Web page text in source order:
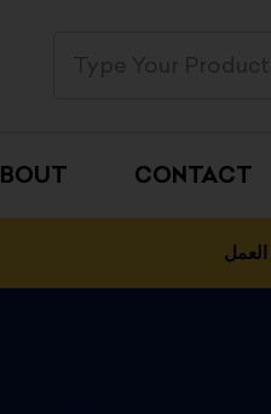
CONTACT